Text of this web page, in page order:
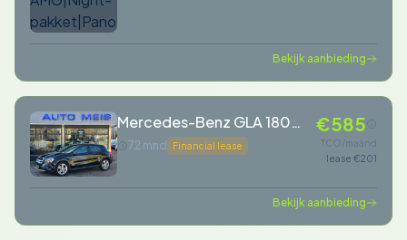
Bekijk aanbieding
Mercedes-Benz GLA 180
Airco Camera Telefoon
72 mnd Financial lease
€585
TCO/maand
lease €201
Bekijk aanbieding